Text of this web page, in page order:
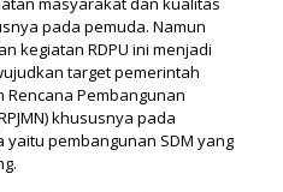
pada pemuda. Namun
kegiatan RDPU ini menjadi
target pemerintah
Pembangunan
khususnya pada
pembangunan SDM yang